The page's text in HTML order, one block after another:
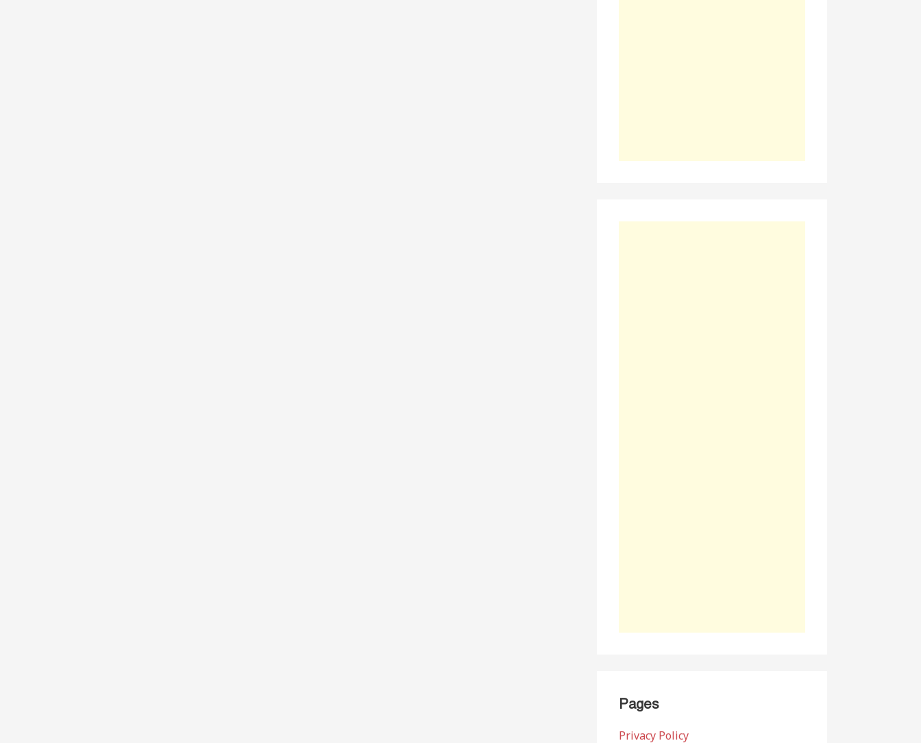
Pages
Privacy Policy